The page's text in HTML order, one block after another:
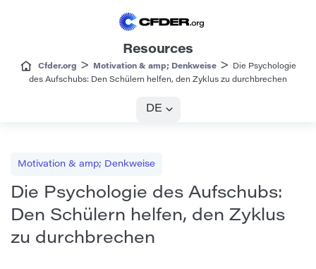
Resources
Cfder.org > Motivation & amp; Denkweise>
Die Psychologie
des Aufschubs: Den Schülern helfen, den Zyklus zu durchbrechen
DE
Motivation & amp; Denkweise
Die Psychologie des Aufschubs:
Den Schülern helfen, den Zyklus
zu durchbrechen